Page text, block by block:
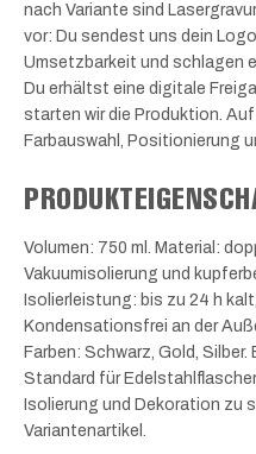
nach Variante sind
vor: Du sendest uns dein
Umsetzbarkeit und schlagen
Du erhältst eine digitale
starten wir die Produktion.
Farbauswahl, Positionierung
Volumen: 750 ml. Material:
Vakuumisolierung und
Isolierleistung: bis zu 24 h
Kondensationsfrei an der
Farben: Schwarz, Gold,
Standard für
Isolierung und Dekoration zu
Variantenartikel.